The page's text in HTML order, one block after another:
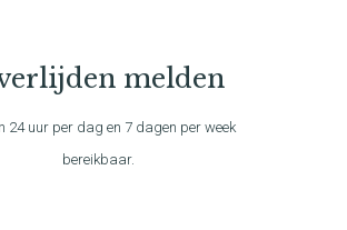
melden
24 uur per dag en 7 dagen per week
bereikbaar.